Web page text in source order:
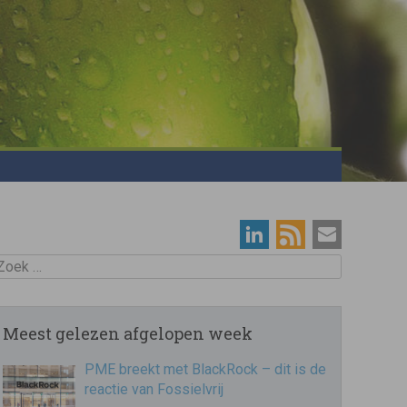
Meest gelezen afgelopen week
PME breekt met BlackRock – dit is de
reactie van Fossielvrij